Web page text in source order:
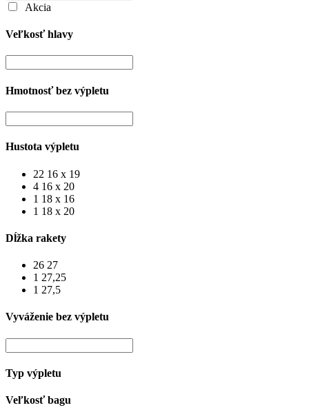
Akcia
Veľkosť hlavy
Hmotnosť bez výpletu
Hustota výpletu
22 16 x 19
4 16 x 20
1 18 x 16
1 18 x 20
Dĺžka rakety
26 27
1 27,25
1 27,5
Vyváženie bez výpletu
Typ výpletu
Veľkosť bagu